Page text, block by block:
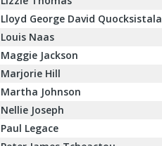
Lloyd George David Quocksistala
Louis Naas
Maggie Jackson
Marjorie Hill
Martha Johnson
Nellie Joseph
Paul Legace